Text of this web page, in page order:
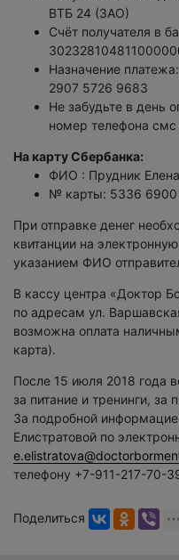
ВТБ 24 (ЗАО)
Счёт получателя в
Назначение
2907 5726 9683
Не забудьте в день
номер телефона
На карту Сбербанка:
ФИО : Прудник
№ карты: 5336
При отправке денег
квитанции на электронную
указанием ФИО
В кассу центра «Доктор
по адресам ул.
возможна оплата
карта).
После 15 июля 2018 года
за питание и тренинги,
За подробной
Елистратовой по
телефону +7-911-217-70-
Поделиться